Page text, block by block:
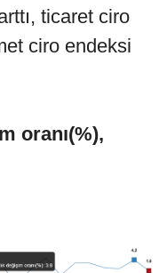
ticaret ciro
ciro endeksi
oranı(%),